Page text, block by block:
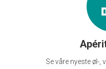
Se våre nyeste øl-,